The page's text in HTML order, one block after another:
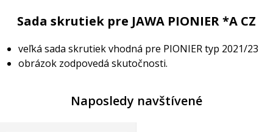
Sada skrutiek pre JAWA PIONIER *A CZ
veľká sada skrutiek vhodná pre PIONIER typ 2021/23
obrázok zodpovedá skutočnosti.
Naposledy navštívené